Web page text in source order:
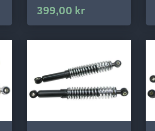
399,00 kr